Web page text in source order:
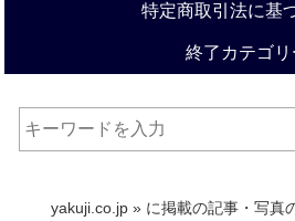
特定商取引法に基
終了カテゴリ
yakuji.co.jp » に掲載の記事・写真